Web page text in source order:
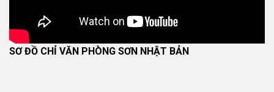
SƠ ĐỒ CHỈ VĂN PHÒNG SƠN NHẬT BẢN